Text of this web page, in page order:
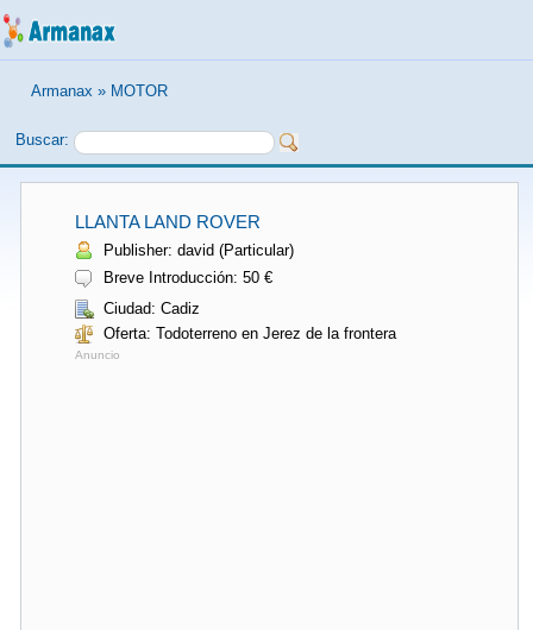
Armanax » MOTOR
Buscar:
LLANTA LAND ROVER
Publisher: david (Particular)
Breve Introducción: 50 €
Ciudad: Cadiz
Oferta: Todoterreno en Jerez de la frontera
Anuncio